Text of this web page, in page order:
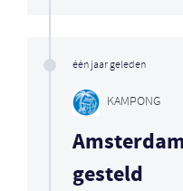
één jaar geleden
KAMPONG
gesteld